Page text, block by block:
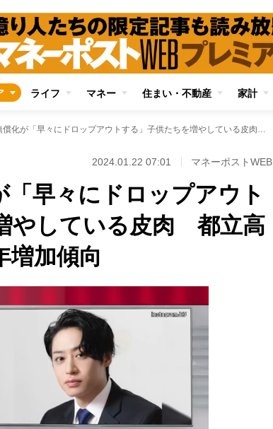
ライフ マネー 住まい・不動産 家計
高校授業料無償化が「早々にドロップアウトする」子供たちを増やしている皮肉 都立高校の定員割れも毎年増加傾向
2024.01.22 07:01 マネーポストWEB
「早々にドロップアウト
やしている皮肉 都立高
増加傾向